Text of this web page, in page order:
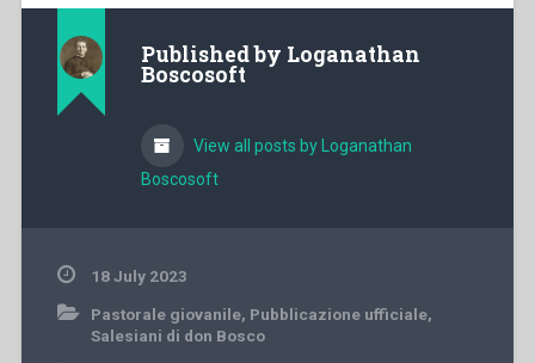
Published by Loganathan
Boscosoft
View all posts by Loganathan
Boscosoft
18 July 2023
Pastorale giovanile, Pubblicazione ufficiale,
Salesiani di don Bosco